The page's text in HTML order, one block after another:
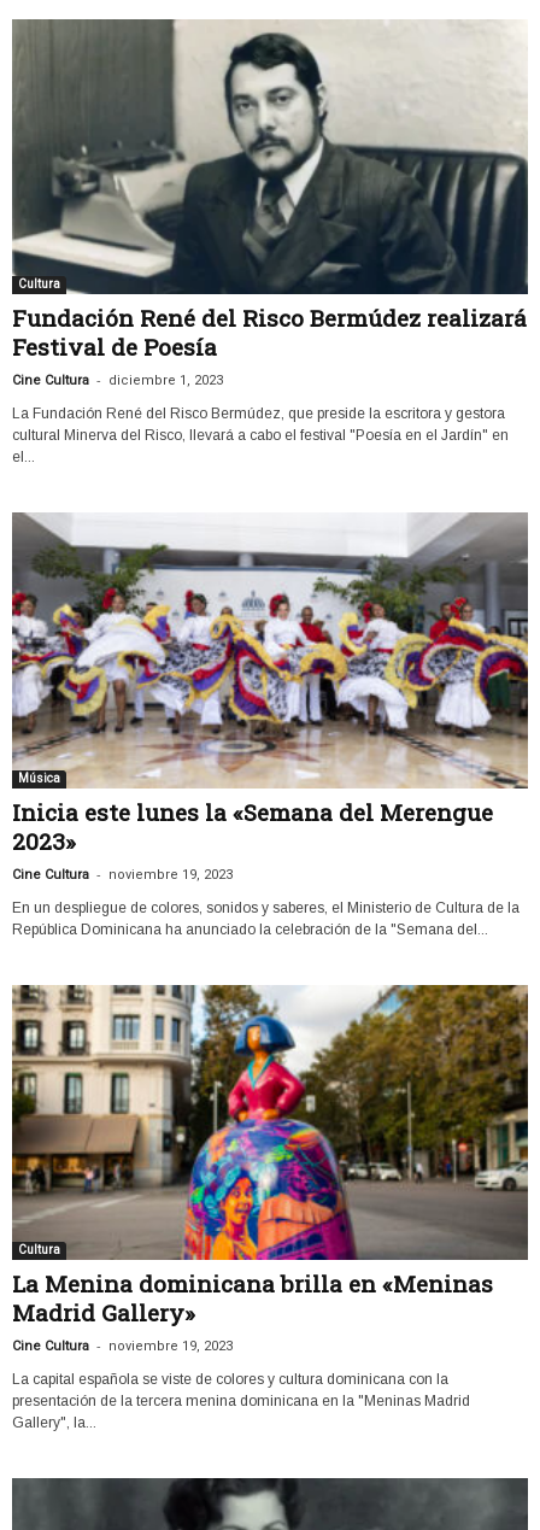
Cultura
Fundación René del Risco Bermúdez realizará
Festival de Poesía
Cine Cultura - diciembre 1, 2023
La Fundación René del Risco Bermúdez, que preside la escritora y gestora
cultural Minerva del Risco, llevará a cabo el festival "Poesía en el Jardín" en
el...
Música
Inicia este lunes la «Semana del Merengue
2023»
Cine Cultura - noviembre 19, 2023
En un despliegue de colores, sonidos y saberes, el Ministerio de Cultura de la
República Dominicana ha anunciado la celebración de la "Semana del...
Cultura
La Menina dominicana brilla en «Meninas
Madrid Gallery»
Cine Cultura - noviembre 19, 2023
La capital española se viste de colores y cultura dominicana con la
presentación de la tercera menina dominicana en la "Meninas Madrid
Gallery", la...